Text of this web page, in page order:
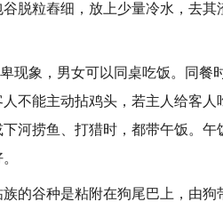
脱粒舂细，放上少量冷水，去其
象，男女可以同桌吃饭。同餐
不能主动拈鸡头，若主人给客
河捞鱼、打猎时，都带午饭。
谷种是粘附在狗尾巴上，由狗